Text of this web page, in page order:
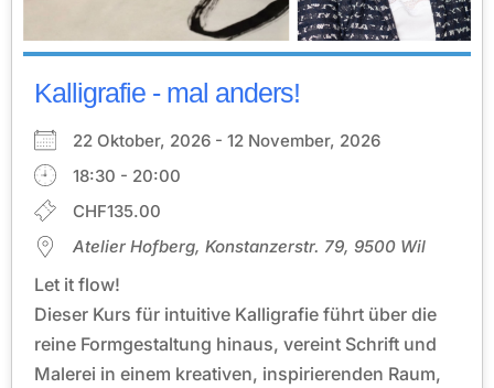
Kalligrafie - mal anders!
22 Oktober, 2026 - 12 November, 2026
18:30 - 20:00
CHF135.00
Atelier Hofberg, Konstanzerstr. 79, 9500 Wil
Let it flow!
Dieser Kurs für intuitive Kalligrafie führt über die
reine Formgestaltung hinaus, vereint Schrift und
Malerei in einem kreativen, inspirierenden Raum,